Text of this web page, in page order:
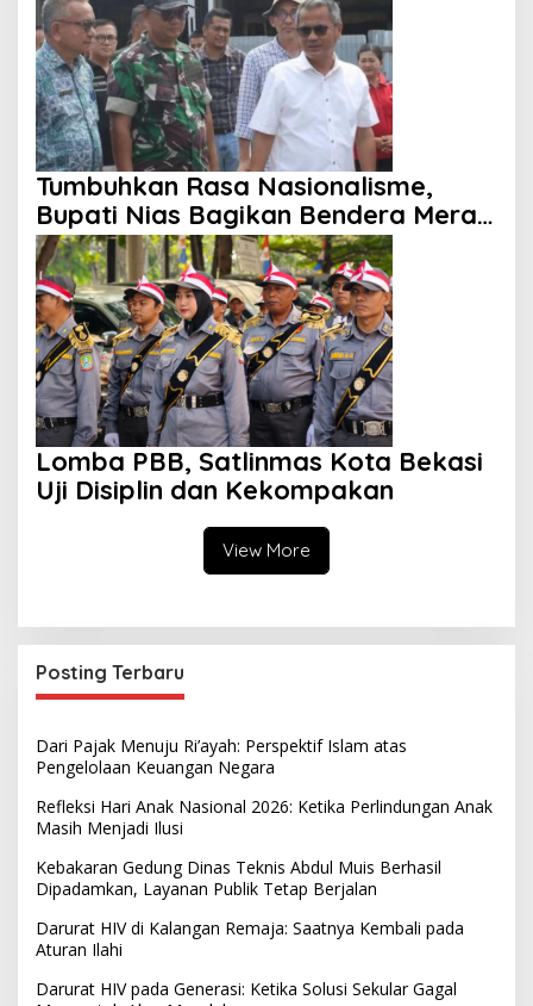
Tumbuhkan Rasa Nasionalisme,
Bupati Nias Bagikan Bendera Merah
Putih
Lomba PBB, Satlinmas Kota Bekasi
Uji Disiplin dan Kekompakan
View More
Posting Terbaru
Dari Pajak Menuju Ri’ayah: Perspektif Islam atas
Pengelolaan Keuangan Negara
Refleksi Hari Anak Nasional 2026: Ketika Perlindungan Anak
Masih Menjadi Ilusi
Kebakaran Gedung Dinas Teknis Abdul Muis Berhasil
Dipadamkan, Layanan Publik Tetap Berjalan
Darurat HIV di Kalangan Remaja: Saatnya Kembali pada
Aturan Ilahi
Darurat HIV pada Generasi: Ketika Solusi Sekular Gagal